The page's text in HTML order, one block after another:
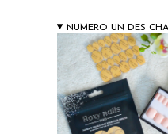
NUMERO UN DES